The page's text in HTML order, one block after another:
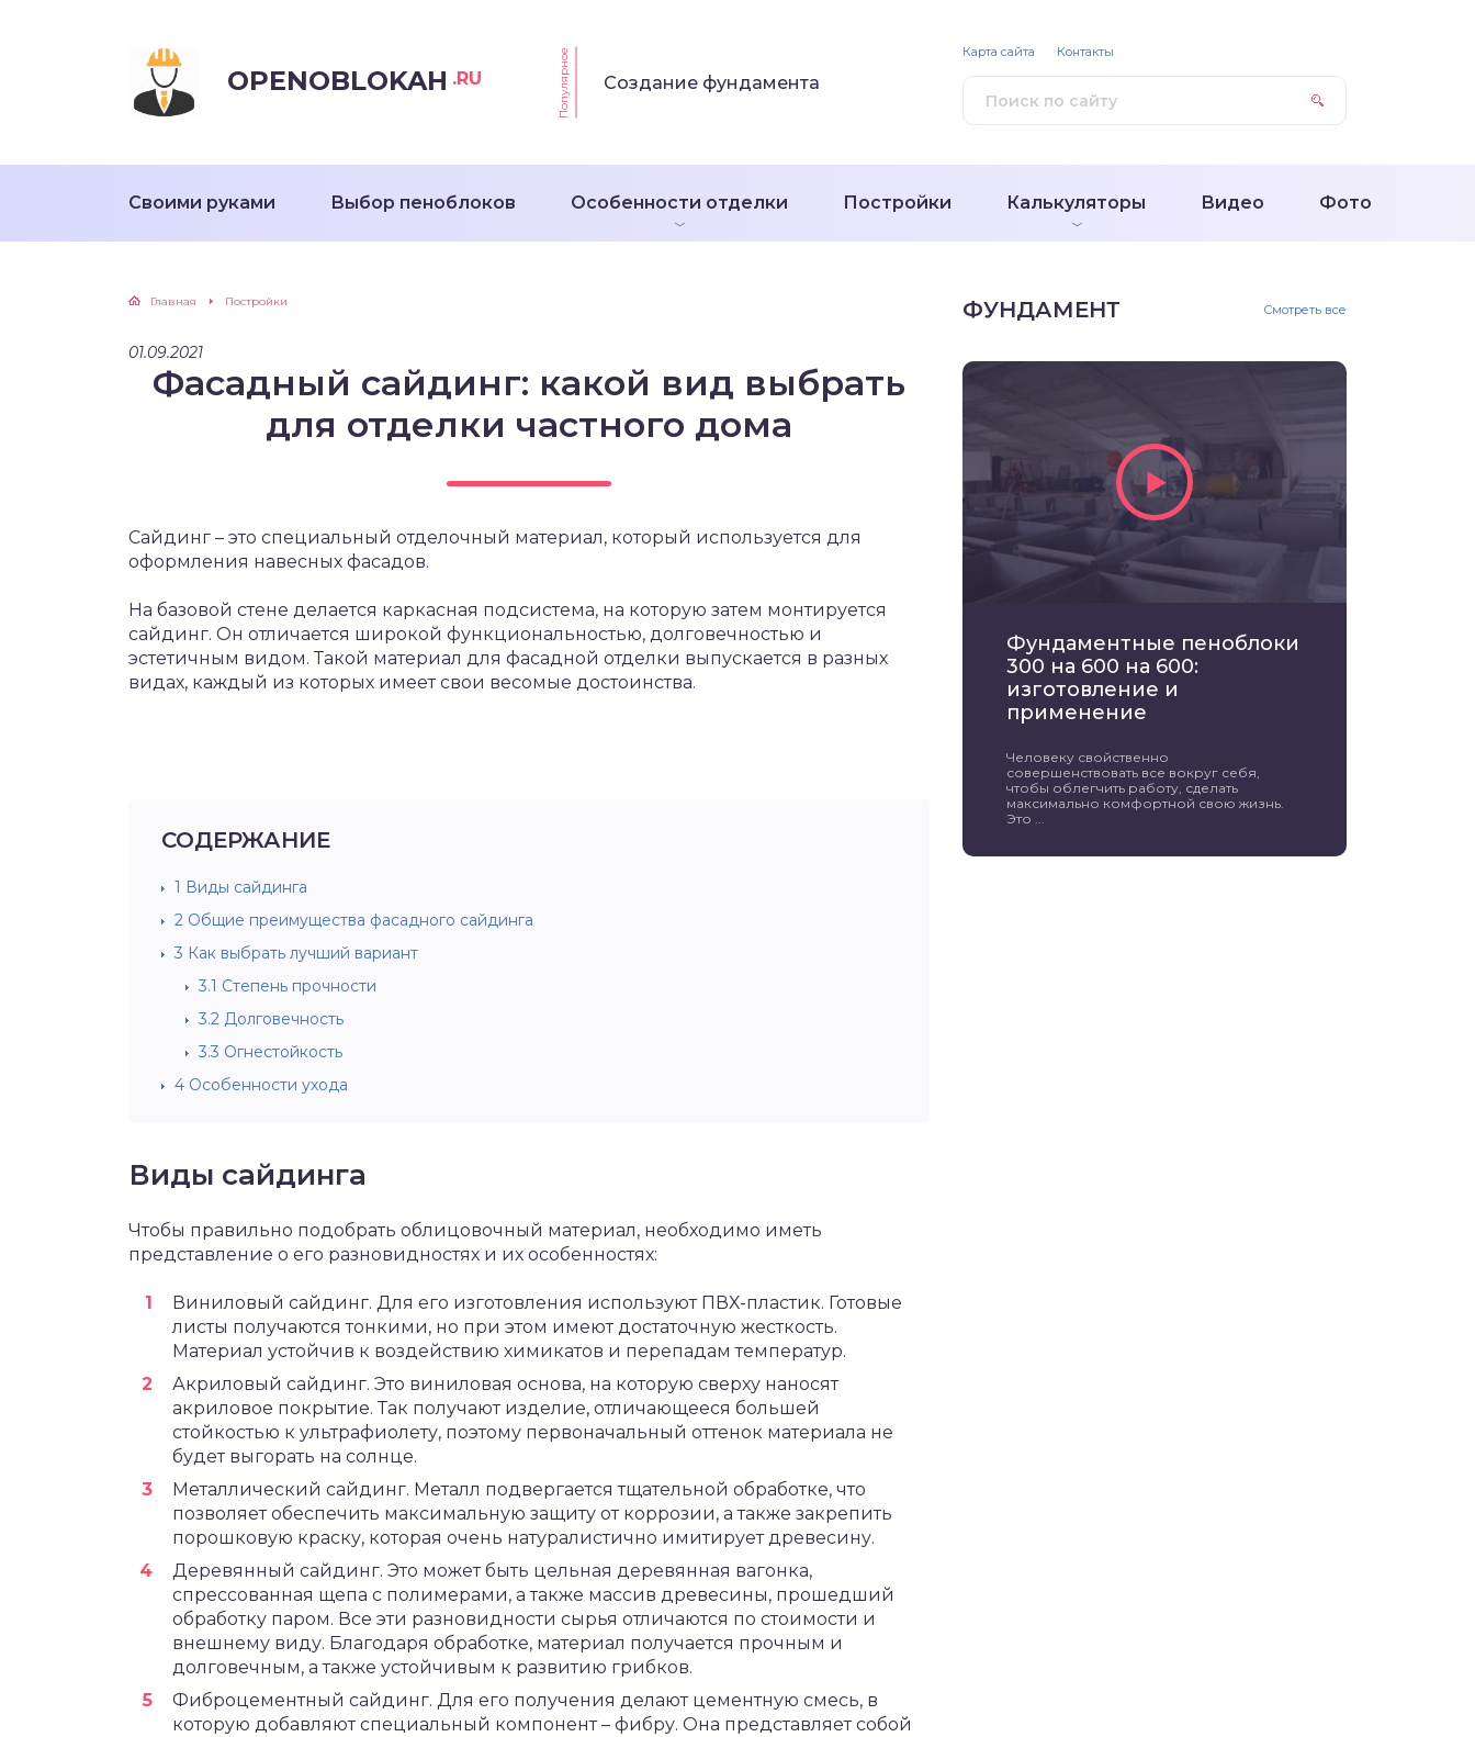
OPENOBLOKAH .RU Популярное Создание фундамента
Своими руками Выбор пеноблоков Особенности отделки Постройки Калькуляторы Видео Фото
Карта сайта Контакты
Главная Постройки
01.09.2021
Фасадный сайдинг: какой вид выбрать
для отделки частного дома
Сайдинг – это специальный отделочный материал, который используется для
оформления навесных фасадов.
На базовой стене делается каркасная подсистема, на которую затем монтируется
сайдинг. Он отличается широкой функциональностью, долговечностью и
эстетичным видом. Такой материал для фасадной отделки выпускается в разных
видах, каждый из которых имеет свои весомые достоинства.
СОДЕРЖАНИЕ
1 Виды сайдинга
2 Общие преимущества фасадного сайдинга
3 Как выбрать лучший вариант
3.1 Степень прочности
3.2 Долговечность
3.3 Огнестойкость
4 Особенности ухода
Виды сайдинга
Чтобы правильно подобрать облицовочный материал, необходимо иметь
представление о его разновидностях и их особенностях:
Виниловый сайдинг. Для его изготовления используют ПВХ-пластик. Готовые
листы получаются тонкими, но при этом имеют достаточную жесткость.
Материал устойчив к воздействию химикатов и перепадам температур.
Акриловый сайдинг. Это виниловая основа, на которую сверху наносят
акриловое покрытие. Так получают изделие, отличающееся большей
стойкостью к ультрафиолету, поэтому первоначальный оттенок материала не
будет выгорать на солнце.
Металлический сайдинг. Металл подвергается тщательной обработке, что
позволяет обеспечить максимальную защиту от коррозии, а также закрепить
порошковую краску, которая очень натуралистично имитирует древесину.
Деревянный сайдинг. Это может быть цельная деревянная вагонка,
спрессованная щепа с полимерами, а также массив древесины, прошедший
обработку паром. Все эти разновидности сырья отличаются по стоимости и
внешнему виду. Благодаря обработке, материал получается прочным и
долговечным, а также устойчивым к развитию грибков.
Фиброцементный сайдинг. Для его получения делают цементную смесь, в
которую добавляют специальный компонент – фибру. Она представляет собой
ФУНДАМЕНТ Смотреть все
Фундаментные пеноблоки
300 на 600 на 600:
изготовление и
применение
Человеку свойственно
совершенствовать все вокруг себя,
чтобы облегчить работу, сделать
максимально комфортной свою жизнь.
Это ...